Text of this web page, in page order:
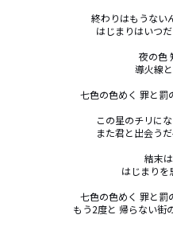
終わりはもうない
はじまりはいつ
夜の色
導火線
七色の色めく 罪と罰
この星のチリに
また君と出会う
結末
はじまりを
七色の色めく 罪と罰
もう2度と 帰らない街